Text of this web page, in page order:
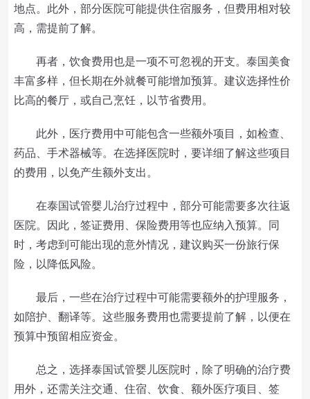
地点。此外，部分医院可能提供住宿服务，但费用相对较
高，需提前了解。
再者，饮食费用也是一项不可忽视的开支。泰国美食
丰富多样，但长期在外就餐可能增加预算。建议选择性价
比高的餐厅，或自己烹饪，以节省费用。
此外，医疗费用中可能包含一些额外项目，如检查、
药品、手术器械等。在选择医院时，要详细了解这些项目
的费用，以免产生额外支出。
在泰国试管婴儿治疗过程中，部分可能需要多次往返
医院。因此，签证费用、保险费用等也应纳入预算。同
时，考虑到可能出现的意外情况，建议购买一份旅行保
险，以降低风险。
最后，一些在治疗过程中可能需要额外的护理服务，
如陪护、翻译等。这些服务费用也需要提前了解，以便在
预算中预留相应资金。
总之，选择泰国试管婴儿医院时，除了明确的治疗费
用外，还需关注交通、住宿、饮食、额外医疗项目、签